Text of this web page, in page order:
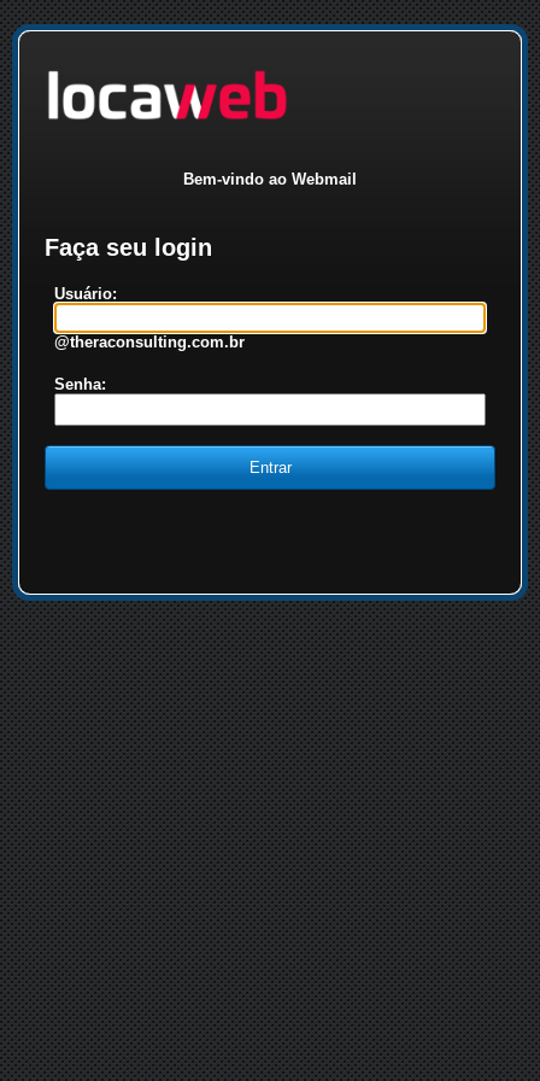
Bem-vindo ao Webmail
Faça seu login
Usuário:
@theraconsulting.com.br
Senha: